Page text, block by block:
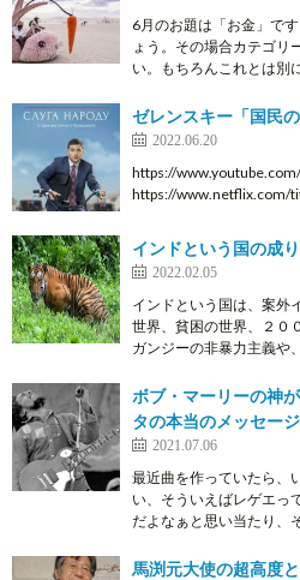
6月のお題は「お金」で
ょう。その場合カテゴリ
い。もちろんこれとは別
ゼレンスキー「国民
2022.06.20
https://
https://www.netflix.com/
インドという国の成
2022.02.05
インドという国は、案外
世界、貧困の世界、２０
ガンジーの非暴力主義や
ボブ・マーリーの神
タの本当のメッセージ
2021.07.06
最近曲を作っていたら、
い、そういえばレゲエっ
だよなぁと思い当たり、
馬渕元大使の超高度